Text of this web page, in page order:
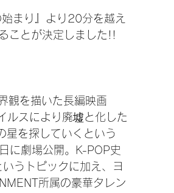
まり』より20分を越え
ことが決定しました!!
観を描いた長編映画
ルスにより廃墟と化した
星を探していくという
に劇場公開。K-POP史
うトピックに加え、ヨ
所属の豪華タレン